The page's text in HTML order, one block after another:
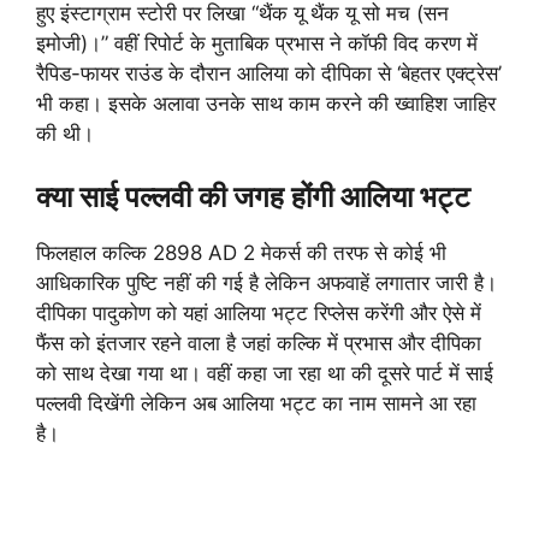
हुए इंस्टाग्राम स्टोरी पर लिखा “थैंक यू थैंक यू सो मच (सन
इमोजी)।” वहीं रिपोर्ट के मुताबिक प्रभास ने कॉफी विद करण में
रैपिड-फायर राउंड के दौरान आलिया को दीपिका से ‘बेहतर एक्ट्रेस’
भी कहा। इसके अलावा उनके साथ काम करने की ख्वाहिश जाहिर
की थी।
क्या साई पल्लवी की जगह होंगी आलिया भट्ट
फिलहाल कल्कि 2898 AD 2 मेकर्स की तरफ से कोई भी
आधिकारिक पुष्टि नहीं की गई है लेकिन अफवाहें लगातार जारी है।
दीपिका पादुकोण को यहां आलिया भट्ट रिप्लेस करेंगी और ऐसे में
फैंस को इंतजार रहने वाला है जहां कल्कि में प्रभास और दीपिका
को साथ देखा गया था। वहीं कहा जा रहा था की दूसरे पार्ट में साई
पल्लवी दिखेंगी लेकिन अब आलिया भट्ट का नाम सामने आ रहा
है।